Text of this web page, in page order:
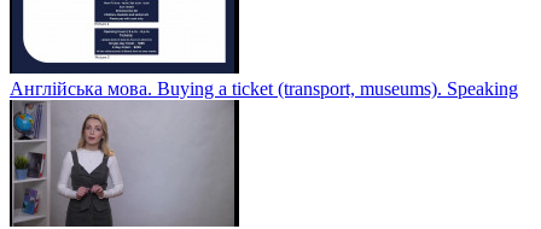
Англійська мова. Buying a ticket (transport, museums). Speaking